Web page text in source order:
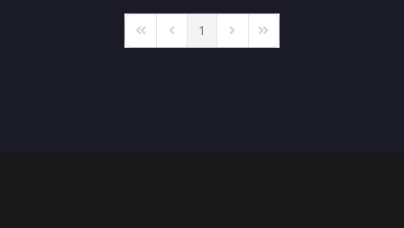
First PagePrevious Page
1 Next PageLast Page